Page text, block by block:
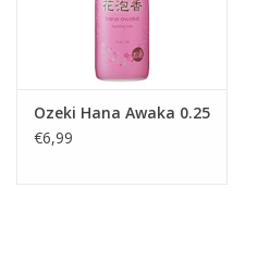
Ozeki Hana Awaka 0.25
€6,99